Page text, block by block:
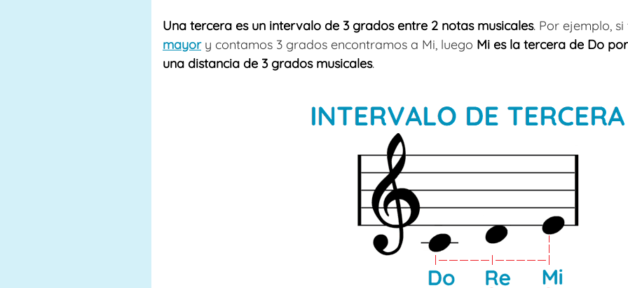
Una tercera es un intervalo de 3 grados entre 2 notas musicales. Por ejemplo,
mayory contamos 3 grados encontramos a Mi, luego Mi es la tercera de Do
una distancia de 3 grados musicales.